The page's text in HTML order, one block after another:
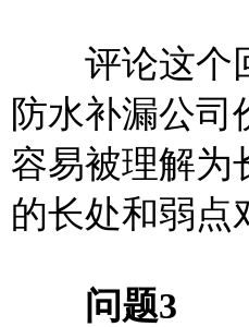
评论这个回
防水补漏公司
容易被理解为
的长处和弱点
问题3